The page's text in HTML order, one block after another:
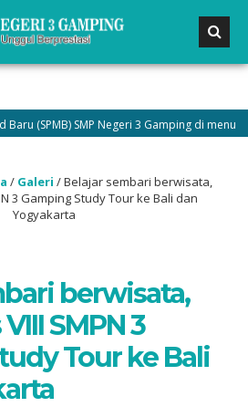
(SPMB) SMP Negeri 3 Gamping di menu
/ Galeri /Belajar sembari berwisata,
3 Gamping Study Tour ke Bali dan
Yogyakarta
berwisata,
SMPN 3
Tour ke Bali